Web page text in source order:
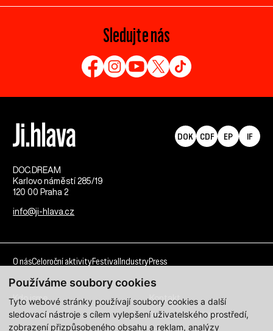
Používáme soubory cookies
Tyto webové stránky používají soubory cookies a další
sledovací nástroje s cílem vylepšení uživatelského prostředí,
zobrazení přizpůsobeného obsahu a reklam, analýzy
Sledujte nás
DOC.DREAM​
Karlovo náměstí 285/19
120 00 Praha 2
info@ji-hlava.cz
DOK CDF EP IF
O násCeloroční aktivityFestival IndustryPress
Kdo jsme
Kontakt
Partnerství
Pracovní příležitosti